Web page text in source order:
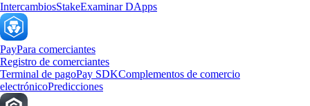
IntercambiosStakeExaminar DApps
PayPara comerciantes
Registro de comerciantes
Terminal de pagoPay SDKComplementos de comercio
electrónicoPredicciones